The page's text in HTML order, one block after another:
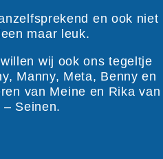
en ook niet
maar leuk.
wij ook ons tegeltje
Manny, Meta, Benny en
van Meine en Rika van
– Seinen.